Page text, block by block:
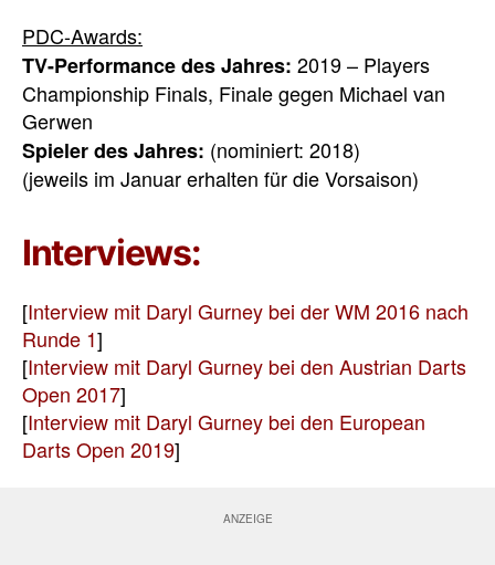
PDC-Awards:
TV-Performance des Jahres: 2019 – Players
Championship Finals, Finale gegen Michael van
Gerwen
Spieler des Jahres: (nominiert: 2018)
(jeweils im Januar erhalten für die Vorsaison)
Interviews:
[Interview mit Daryl Gurney bei der WM 2016 nach
Runde 1]
[Interview mit Daryl Gurney bei den Austrian Darts
Open 2017]
[Interview mit Daryl Gurney bei den European
Darts Open 2019]